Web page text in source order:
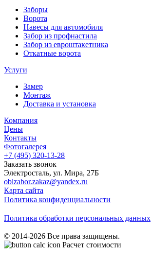
Заборы
Ворота
Навесы для автомобиля
Забор из профнастила
Забор из евроштакетника
Откатные ворота
Услуги
Замер
Монтаж
Доставка и установка
Компания
Цены
Контакты
Фотогалерея
+7 (495) 320-13-28
Заказать звонок
Электросталь, ул. Мира, 27Б
oblzabor.zakaz@yandex.ru
Карта сайта
Политика конфиденциальности
Политика обработки персональных данных
© 2014-2026 Все права защищены.
Расчет стоимости